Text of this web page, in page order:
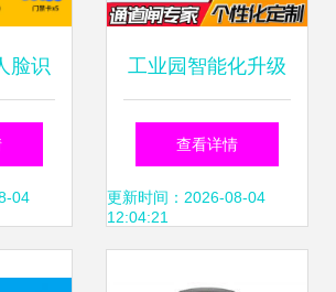
脸识
智能
的
04
工业园智能化升级
对开式翼闸与不锈
钢闸机如何重塑人
查看详情
更新时间：2026-08-04
12:04:21